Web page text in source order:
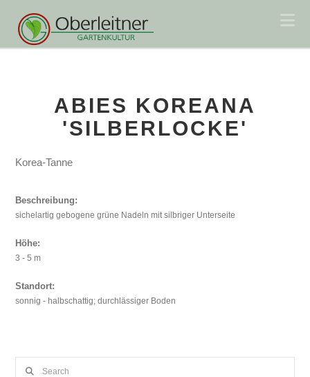
ABIES KOREANA
'SILBERLOCKE'
Korea-Tanne
Beschreibung:
sichelartig gebogene grüne Nadeln mit silbriger Unterseite
Höhe:
3 - 5 m
Standort:
sonnig - halbschattig; durchlässiger Boden